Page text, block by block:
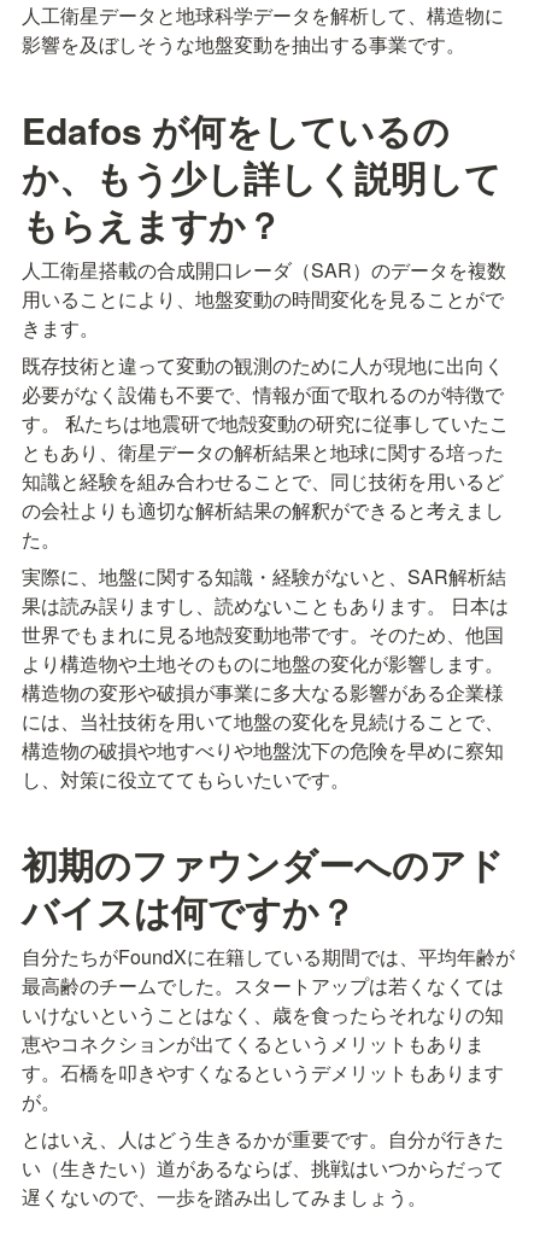
人工衛星データと地球科学データを解析して、構造物に
影響を及ぼしそうな地盤変動を抽出する事業です。
Edafos が何をしているの
か、もう少し詳しく説明して
もらえますか？
人工衛星搭載の合成開口レーダ（SAR）のデータを複数
用いることにより、地盤変動の時間変化を見ることがで
きます。
既存技術と違って変動の観測のために人が現地に出向く
必要がなく設備も不要で、情報が面で取れるのが特徴で
す。 私たちは地震研で地殻変動の研究に従事していたこ
ともあり、衛星データの解析結果と地球に関する培った
知識と経験を組み合わせることで、同じ技術を用いるど
の会社よりも適切な解析結果の解釈ができると考えまし
た。
実際に、地盤に関する知識・経験がないと、SAR解析結
果は読み誤りますし、読めないこともあります。 日本は
世界でもまれに見る地殻変動地帯です。そのため、他国
より構造物や土地そのものに地盤の変化が影響します。
構造物の変形や破損が事業に多大なる影響がある企業様
には、当社技術を用いて地盤の変化を見続けることで、
構造物の破損や地すべりや地盤沈下の危険を早めに察知
し、対策に役立ててもらいたいです。
初期のファウンダーへのアド
バイスは何ですか？
自分たちがFoundXに在籍している期間では、平均年齢が
最高齢のチームでした。スタートアップは若くなくては
いけないということはなく、歳を食ったらそれなりの知
恵やコネクションが出てくるというメリットもありま
す。石橋を叩きやすくなるというデメリットもあります
が。
とはいえ、人はどう生きるかが重要です。自分が行きた
い（生きたい）道があるならば、挑戦はいつからだって
遅くないので、一歩を踏み出してみましょう。